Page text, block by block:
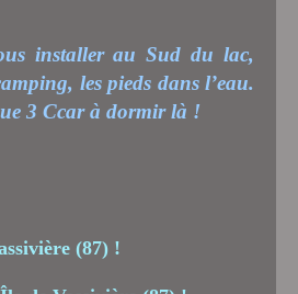
installer au Sud du lac,
les pieds dans l’eau.
3 Ccar à dormir là !